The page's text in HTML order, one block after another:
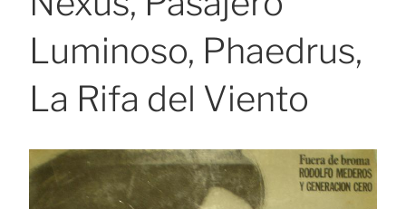
Luminoso, Phaedrus,
La Rifa del Viento